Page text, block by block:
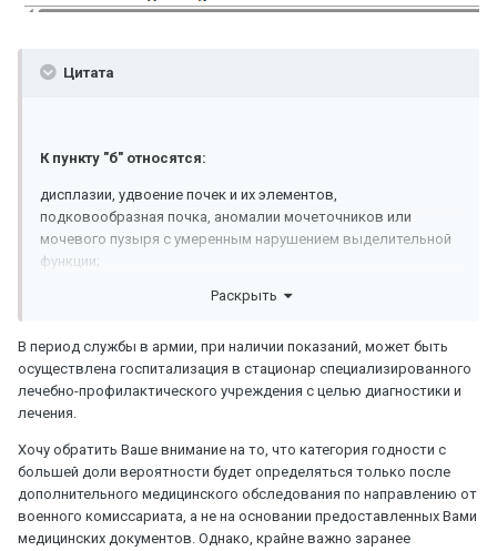
Цитата
К пункту "б" относятся:
дисплазии, удвоение почек и их элементов,
подковообразная почка, аномалии мочеточников или
мочевого пузыря с умеренным нарушением выделительной
функции;
Нарушение суммарной выделительной функции почек
должно быть подтверждено данными лабораторных
исследований крови и мочи, рентгеновских (экскреторная
ультразвуковых или радионуклидных методов (ренография,
динамическая нефросцинтиграфия, непрямая ангиография).
Раскрыть
В период службы в армии, при наличии показаний, может быть
осуществлена госпитализация в стационар специализированного
лечебно-профилактического учреждения с целью диагностики и
лечения.
Хочу обратить Ваше внимание на то, что категория годности с
большей доли вероятности будет определяться только после
дополнительного медицинского обследования по направлению от
военного комиссариата, а не на основании предоставленных Вами
медицинских документов. Однако, крайне важно заранее